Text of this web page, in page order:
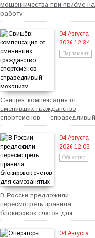
мошенничества при приёме на
работу
04 Августа
2026 12:34
Парламент
Свищёв: компенсация от
сменивших гражданство
спортсменов — справедливый
механизм
04 Августа
2026 12:05
Общество
В России предложили
пересмотреть правила
блокировок счетов для
самозанятых
04 Августа